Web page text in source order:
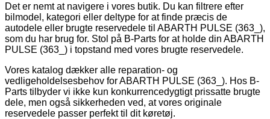
Det er nemt at navigere i vores butik. Du kan filtrere efter
bilmodel, kategori eller deltype for at finde præcis de
autodele eller brugte reservedele til ABARTH PULSE (363_),
som du har brug for. Stol på B-Parts for at holde din ABARTH
PULSE (363_) i topstand med vores brugte reservedele.
Vores katalog dækker alle reparation- og
vedligeholdelsesbehov for ABARTH PULSE (363_). Hos B-
Parts tilbyder vi ikke kun konkurrencedygtigt prissatte brugte
dele, men også sikkerheden ved, at vores originale
reservedele passer perfekt til dit køretøj.